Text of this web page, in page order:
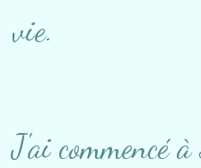
vie.
J'ai commencé